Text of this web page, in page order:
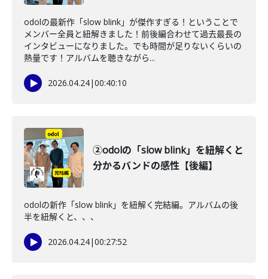
odolの最新作「slow blink」が傑作すぎる！ということで
メンバー全員と紐解きました！前後編合わせて過去最長の
インタビューになりました。でも時間が足りないくらいの
熱量です！アルバムを聴きながら...
2026.04.24|00:40:10
②odolの「slow blink」を紐解くと
分かるバンドの感性【後編】
odolの新作「slow blink」を紐解く完結編。アルバムの後
半を紐解くと、、、
2026.04.24|00:27:52